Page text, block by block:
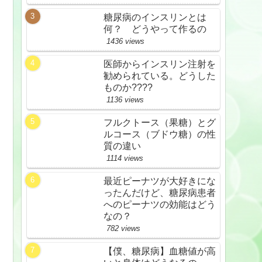
糖尿病のインスリンとは
何？ どうやって作るの
1436 views
医師からインスリン注射を
勧められている。どうした
ものか????
1136 views
フルクトース（果糖）とグ
ルコース（ブドウ糖）の性
質の違い
1114 views
最近ピーナツが大好きにな
ったんだけど、糖尿病患者
へのピーナツの効能はどう
なの？
782 views
【僕、糖尿病】血糖値が高